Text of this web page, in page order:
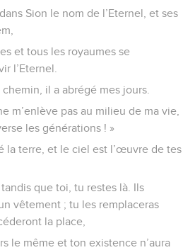
Sion le nom de l’Eternel, et ses
et tous les royaumes se
l’Eternel.
il a abrégé mes jours.
m’enlève pas au milieu de ma vie,
les générations ! »
la terre, et le ciel est l’œuvre de tes
que toi, tu restes là. Ils
vêtement ; tu les remplaceras
la place,
le même et ton existence n’aura